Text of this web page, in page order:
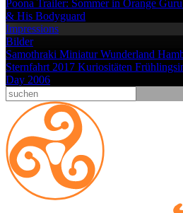
Poona Trailer: Sommer in Orange
& His Bodyguard
Impressions
Bilder
Samothraki Miniatur Wunderland
Sternfahrt 2017 Kuriositäten
Day 2006